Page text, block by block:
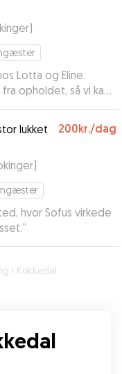
)
Lotta og Eline.
opholdet, så vi kan
jer sammen.”
lukket
200kr./dag
)
hvor Sofus virkede
”
i Kokkedal